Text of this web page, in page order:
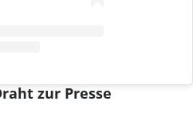
zur Presse